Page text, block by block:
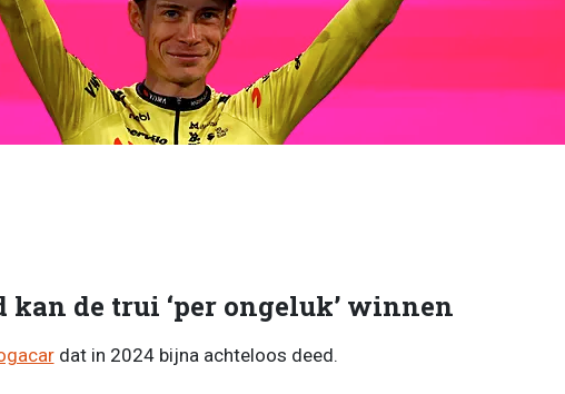
kan de trui ‘per ongeluk’ winnen
dat in 2024 bijna achteloos deed.